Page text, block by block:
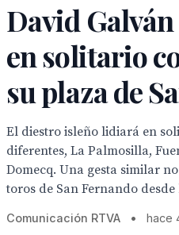
David
en solitario
su plaza de
El diestro isleño lidiará en
diferentes, La Palmosilla,
Domecq. Una gesta similar
toros de San Fernando desde
Comunicación RTVA • hace